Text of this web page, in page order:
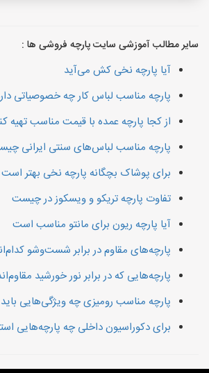
سایر مطالب آموزشی سایت پارچه فروشی ها :
آیا پارچه نخی کش می‌آید
پارچه مناسب لباس کار چه خصوصیاتی
از کجا پارچه عمده با قیمت مناسب تهیه
پارچه مناسب لباس‌های سنتی ایرانی
برای پوشاک بچگانه پارچه نخی بهتر است
تفاوت پارچه تریکو و ویسکوز در چیست
آیا پارچه ریون برای مانتو مناسب است
پارچه‌های مقاوم در برابر شست‌وشو
پارچه‌هایی که در برابر نور خورشید
پارچه مناسب رومیزی چه ویژگی‌هایی
برای دکوراسیون داخلی چه پارچه‌هایی